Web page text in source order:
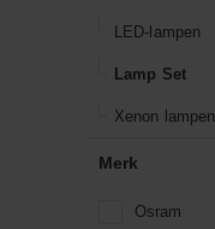
LED-lampen
Lamp Set
Xenon lampen
Merk
Osram